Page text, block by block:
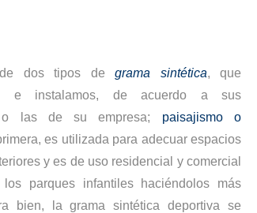
de dos tipos degrama sintética, que
e instalamos, de acuerdo a sus
o las de su empresa; paisajismo o
es utilizada para adecuar espacios
y es de uso residencial y comercial
los parques infantiles haciéndolos más
bien, la grama sintética deportiva se